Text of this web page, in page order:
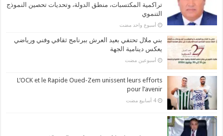
تراكمية المكتسبات، منطق الدولة، وتحديات تحصين النموذج
التنموي
‏أسبوع واحد مضت
بني ملال تحتفي بعيد العرش ببرنامج ثقافي وفني ورياضي
يعكس دينامية الجهة
‏أسبوعين مضت
L’OCK et le Rapide Oued-Zem unissent leurs efforts
pour l’avenir
‏4 أسابيع مضت